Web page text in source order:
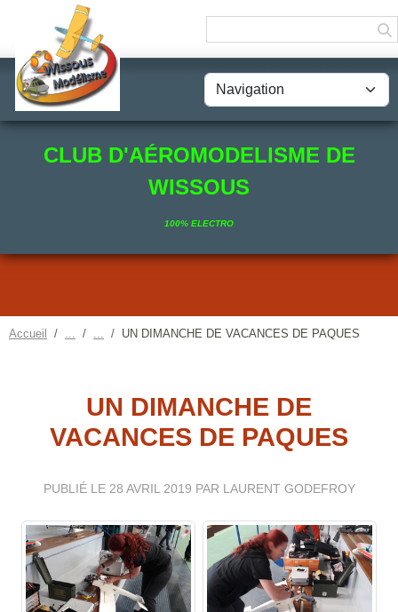
CLUB D'AÉROMODELISME DE
WISSOUS
100% ELECTRO
Accueil UN DIMANCHE DE VACANCES DE PAQUES
UN DIMANCHE DE
VACANCES DE PAQUES
PUBLIÉ LE 28 AVRIL 2019 PAR LAURENT GODEFROY
Panneau de gestion des cookies